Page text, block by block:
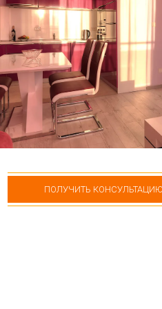
ПОЛУЧИТЬ